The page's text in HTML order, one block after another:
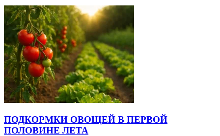
ПОДКОРМКИ ОВОЩЕЙ В ПЕРВОЙ
ПОЛОВИНЕ ЛЕТА